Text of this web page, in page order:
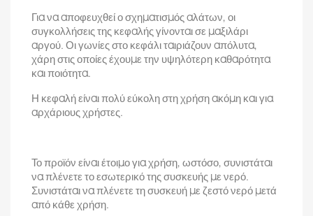
Για να αποφευχθεί ο σχηματισμός αλάτων, οι
συγκολλήσεις της κεφαλής γίνονται σε μαξιλάρι
αργού. Οι γωνίες στο κεφάλι ταιριάζουν απόλυτα,
χάρη στις οποίες έχουμε την υψηλότερη καθαρότητα
και ποιότητα.
Η κεφαλή είναι πολύ εύκολη στη χρήση ακόμη και για
αρχάριους χρήστες.
Το προϊόν είναι έτοιμο για χρήση, ωστόσο, συνιστάται
να πλένετε το εσωτερικό της συσκευής με νερό.
Συνιστάται να πλένετε τη συσκευή με ζεστό νερό μετά
από κάθε χρήση.